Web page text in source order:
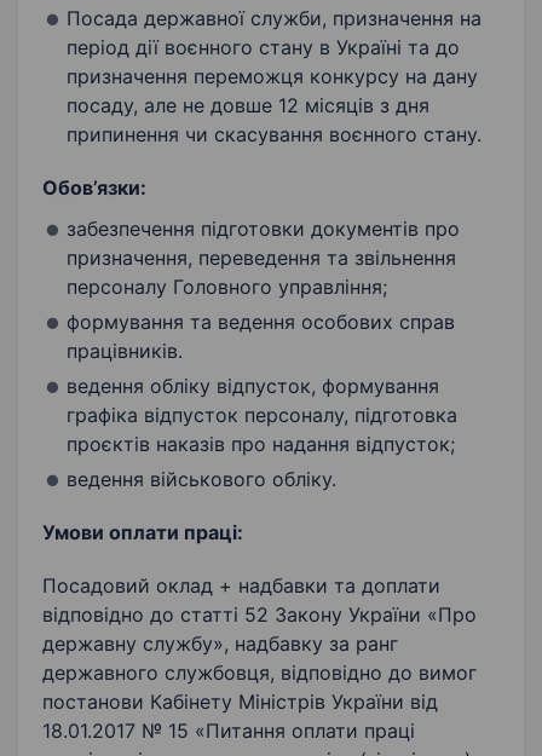
Посада державної служби, призначення на
період дії воєнного стану в Україні та до
призначення переможця конкурсу на дану
посаду, але не довше 12 місяців з дня
припинення чи скасування воєнного стану.
Обов’язки:
забезпечення підготовки документів про
призначення, переведення та звільнення
персоналу Головного управління;
формування та ведення особових справ
працівників.
ведення обліку відпусток, формування
графіка відпусток персоналу, підготовка
проєктів наказів про надання відпусток;
ведення військового обліку.
Умови оплати праці:
Посадовий оклад + надбавки та доплати
відповідно до статті 52 Закону України «Про
державну службу», надбавку за ранг
державного службовця, відповідно до вимог
постанови Кабінету Міністрів України від
18.01.2017 № 15 «Питання оплати праці